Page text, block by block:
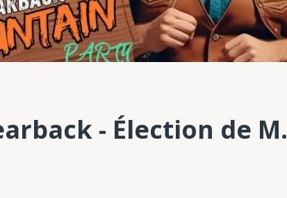
- Élection de M.